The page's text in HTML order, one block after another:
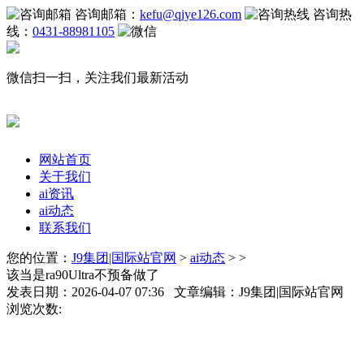
咨询邮箱： kefu@qiye126.com
咨询热
线： 0431-88981105
微信扫一扫，关注我们最新活动
网站首页
关于我们
ai资讯
ai动态
联系我们
您的位置： J9集团|国际站官网 > ai动态 > >
该当是ra90Ultra不预备做了
发表日期：2026-04-07 07:36 文章编辑：J9集团|国际站官网
浏览次数: